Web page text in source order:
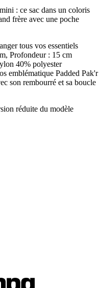
: ce sac dans un coloris
frère avec une poche
tous vos essentiels
Profondeur : 15 cm
40% polyester
emblématique Padded Pak'r
son rembourré et sa boucle
réduite du modèle